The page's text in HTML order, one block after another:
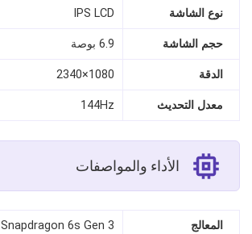
نوع الشاشة IPS LCD
حجم الشاشة 6.9 بوصة
الدقة 1080×2340
معدل التحديث 144Hz
الأداء والمواصفات
المعالج Snapdragon 6s Gen 3